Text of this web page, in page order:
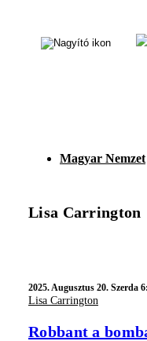
Magyar Nemzet
Lisa Carrington
2025.Augusztus 20. Szerda
Lisa Carrington
Robbant a